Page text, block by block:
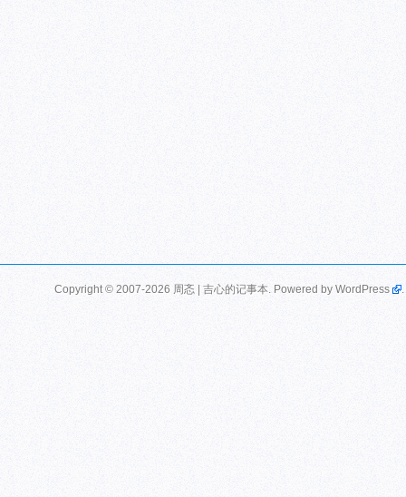
Copyright © 2007-2026 周忞 | 吉心的记事本. Powered by WordPress